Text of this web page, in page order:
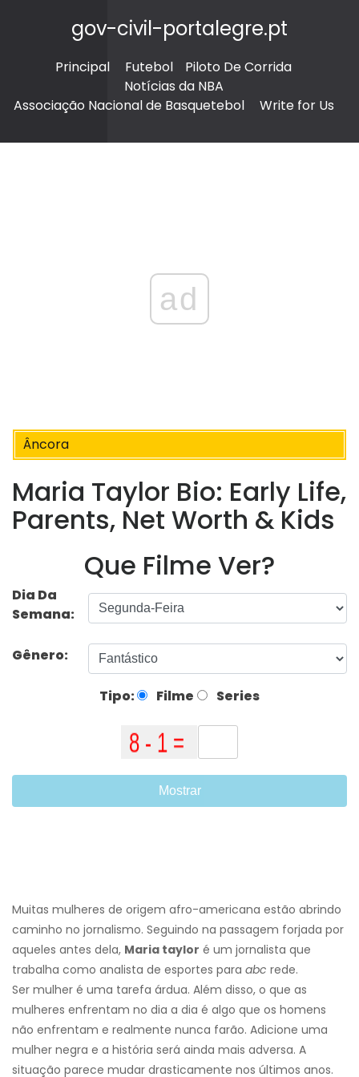
gov-civil-portalegre.pt
Principal Futebol
Piloto De Corrida
Notícias da NBA
Associação Nacional de Basquetebol
Write for Us
ad
Âncora
Maria Taylor Bio: Early Life,
Parents, Net Worth & Kids
Que Filme Ver?
Dia Da
Semana:
Gênero:
Tipo: Filme Series
Mostrar
Muitas mulheres de origem afro-americana estão abrindo
caminho no jornalismo. Seguindo na passagem forjada por
aqueles antes dela, Maria taylor é um jornalista que
trabalha como analista de esportes para abc rede.
Ser mulher é uma tarefa árdua. Além disso, o que as
mulheres enfrentam no dia a dia é algo que os homens
não enfrentam e realmente nunca farão. Adicione uma
mulher negra e a história será ainda mais adversa. A
situação parece mudar drasticamente nos últimos anos.